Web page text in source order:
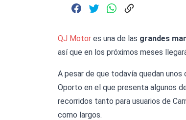
QJ Motor es una de las grandes
así que en los próximos meses
A pesar de que todavía quedan
Oporto en el que presenta algunos
recorridos tanto para usuarios de
como largos.